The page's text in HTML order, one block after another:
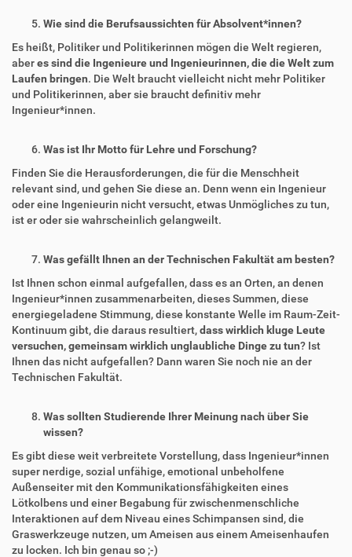
Wie sind die Berufsaussichten für Absolvent*innen?
Es heißt, Politiker und Politikerinnen mögen die Welt regieren,
aberes sind die Ingenieure und Ingenieurinnen, die die Welt zum
Laufen bringen. Die Welt braucht vielleicht nicht mehr Politiker
und Politikerinnen, aber sie braucht definitiv mehr
Ingenieur*innen.
Was ist Ihr Motto für Lehre und Forschung?
Finden Sie die Herausforderungen, die für die Menschheit
relevant sind, und gehen Sie diese an. Denn wenn ein Ingenieur
oder eine Ingenieurin nicht versucht, etwas Unmögliches zu tun,
ist er oder sie wahrscheinlich gelangweilt.
Was gefällt Ihnen an der Technischen Fakultät am besten?
Ist Ihnen schon einmal aufgefallen, dass es an Orten, an denen
Ingenieur*innen zusammenarbeiten, dieses Summen, diese
energiegeladene Stimmung, diese konstante Welle im Raum-Zeit-
Kontinuum gibt, die daraus resultiert,dass wirklich kluge Leute
versuchen, gemeinsam wirklich unglaubliche Dinge zu tun? Ist
Ihnen das nicht aufgefallen? Dann waren Sie noch nie an der
Technischen Fakultät.
Was sollten Studierende Ihrer Meinung nach über Sie
wissen?
Es gibt diese weit verbreitete Vorstellung, dass Ingenieur*innen
super nerdige, sozial unfähige, emotional unbeholfene
Außenseiter mit den Kommunikationsfähigkeiten eines
Lötkolbens und einer Begabung für zwischenmenschliche
Interaktionen auf dem Niveau eines Schimpansen sind, die
Graswerkzeuge nutzen, um Ameisen aus einem Ameisenhaufen
zu locken. Ich bin genau so ;-)